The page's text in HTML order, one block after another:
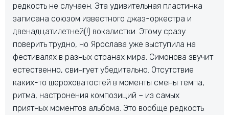
редкость не случаен. Эта удивительная плаcтинка
записана союзом известного джаз-оркестра и
двенадцатилетней(!) вокалистки. Этому сразу
поверить трудно, но Ярослава уже выступила на
фестивалях в разных странах мира. Симонова звучит
естественно, свингует убедительно. Отсутствие
каких-то шероховатостей в моменты смены темпа,
ритма, настронения композиций – из самых
приятных моментов альбома. Это вообще редкость